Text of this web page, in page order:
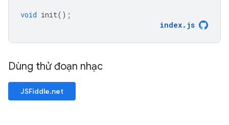
void init();
index. js
Dùng thử đoạn nhạc
JSFiddle.net